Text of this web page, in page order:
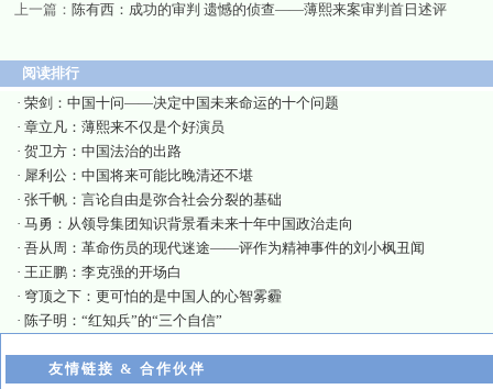
上一篇： 陈有西：成功的审判 遗憾的侦查——薄熙来案审判首日述评
阅读排行
· 荣剑：中国十问——决定中国未来命运的十个问题
· 章立凡：薄熙来不仅是个好演员
· 贺卫方：中国法治的出路
· 犀利公：中国将来可能比晚清还不堪
· 张千帆：言论自由是弥合社会分裂的基础
· 马勇：从领导集团知识背景看未来十年中国政治走向
· 吾从周：革命伤员的现代迷途——评作为精神事件的刘小枫丑闻
· 王正鹏：李克强的开场白
· 穹顶之下：更可怕的是中国人的心智雾霾
· 陈子明：“红知兵”的“三个自信”
友情链接 & 合作伙伴